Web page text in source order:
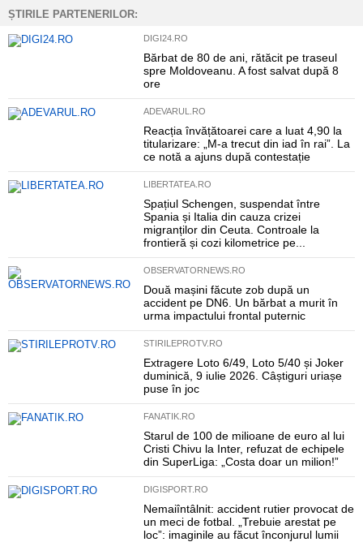
ȘTIRILE PARTENERILOR:
DIGI24.RO
Bărbat de 80 de ani, rătăcit pe traseul
spre Moldoveanu. A fost salvat după 8
ore
ADEVARUL.RO
Reacția învățătoarei care a luat 4,90 la
titularizare: „M-a trecut din iad în rai”. La
ce notă a ajuns după contestație
LIBERTATEA.RO
Spațiul Schengen, suspendat între
Spania și Italia din cauza crizei
migranților din Ceuta. Controale la
frontieră și cozi kilometrice pe...
OBSERVATORNEWS.RO
Două mașini făcute zob după un
accident pe DN6. Un bărbat a murit în
urma impactului frontal puternic
STIRILEPROTV.RO
Extragere Loto 6/49, Loto 5/40 și Joker
duminică, 9 iulie 2026. Câștiguri uriașe
puse în joc
FANATIK.RO
Starul de 100 de milioane de euro al lui
Cristi Chivu la Inter, refuzat de echipele
din SuperLiga: „Costa doar un milion!”
DIGISPORT.RO
Nemaiîntâlnit: accident rutier provocat de
un meci de fotbal. „Trebuie arestat pe
loc”: imaginile au făcut înconjurul lumii